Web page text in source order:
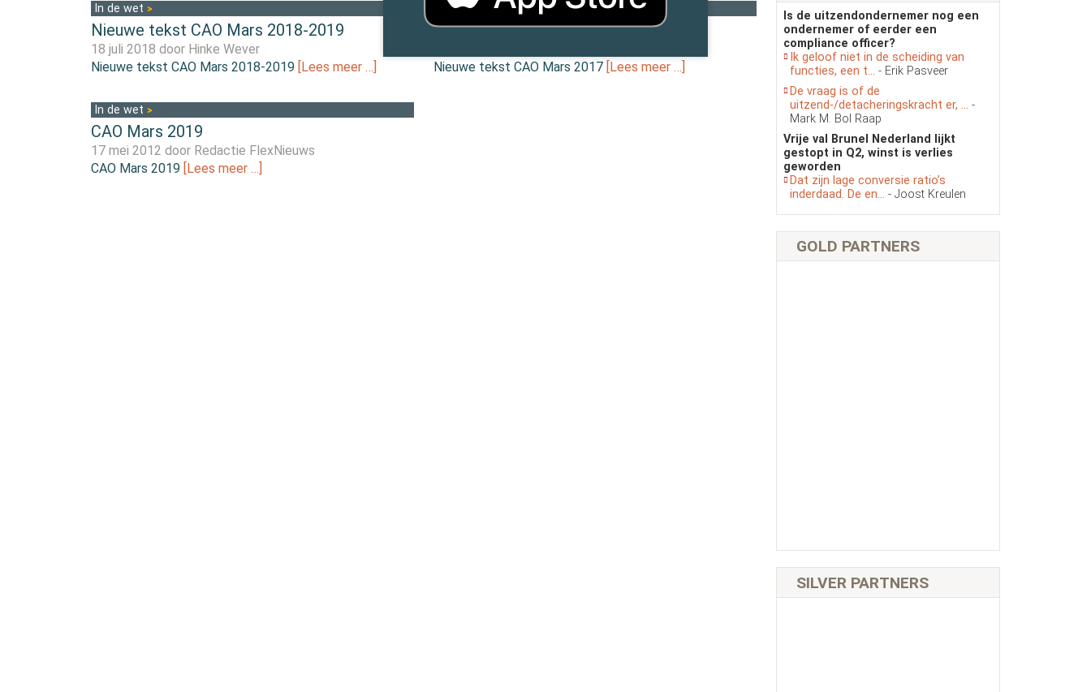
In de wet
Nieuwe tekst CAO Mars 2018-2019
18 juli 2018 door Hinke Wever
Nieuwe tekst CAO Mars 2018-2019 [Lees meer …]
In de wet
Nieuwe tekst CAO Mars 2017
Nieuwe tekst CAO Mars 2017 [Lees meer …]
In de wet
CAO Mars 2019
17 mei 2012 door Redactie FlexNieuws
CAO Mars 2019 [Lees meer …]
Is de uitzendondernemer nog een
ondernemer of eerder een
compliance officer?
Ik geloof niet in de scheiding van
functies, een t... - Erik Pasveer
De vraag is of de
uitzend-/detacheringskracht er, ... -
Mark M. Bol Raap
Vrije val Brunel Nederland lijkt
gestopt in Q2, winst is verlies
geworden
Dat zijn lage conversie ratio’s
inderdaad. De en... - Joost Kreulen
GOLD PARTNERS
SILVER PARTNERS